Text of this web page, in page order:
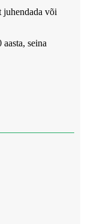
juhendada või
seina